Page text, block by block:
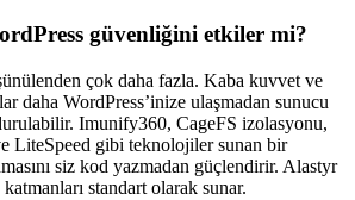
güvenliğini etkiler mi?
çok daha fazla. Kaba kuvvet ve
daha WordPress’inize ulaşmadan sunucu
Imunify360, CageFS izolasyonu,
LiteSpeed gibi teknolojiler sunan bir
siz kod yazmadan güçlendirir. Alastyr
standart olarak sunar.